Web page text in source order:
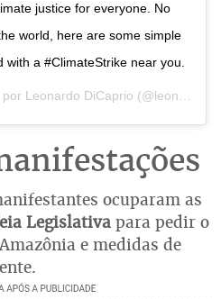
justice for everyone. No
world, here are some simple
with a #ClimateStrike near you.
Leonardo DiCaprio (@leonardodicaprio) a
ocuparam as
Legislativa para pedir o
e medidas de